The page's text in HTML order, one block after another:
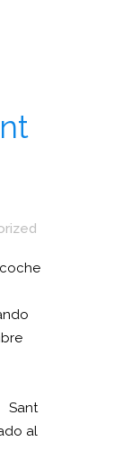
Sant
al